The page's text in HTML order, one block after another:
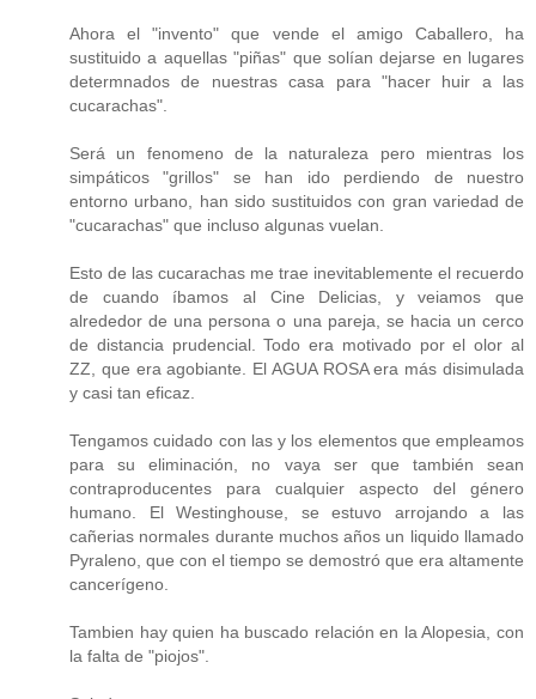
Ahora el "invento" que vende el amigo Caballero, ha
sustituido a aquellas "piñas" que solían dejarse en lugares
determnados de nuestras casa para "hacer huir a las
cucarachas".
Será un fenomeno de la naturaleza pero mientras los
simpáticos "grillos" se han ido perdiendo de nuestro
entorno urbano, han sido sustituidos con gran variedad de
"cucarachas" que incluso algunas vuelan.
Esto de las cucarachas me trae inevitablemente el recuerdo
de cuando íbamos al Cine Delicias, y veiamos que
alrededor de una persona o una pareja, se hacia un cerco
de distancia prudencial. Todo era motivado por el olor al
ZZ, que era agobiante. El AGUA ROSA era más disimulada
y casi tan eficaz.
Tengamos cuidado con las y los elementos que empleamos
para su eliminación, no vaya ser que también sean
contraproducentes para cualquier aspecto del género
humano. El Westinghouse, se estuvo arrojando a las
cañerias normales durante muchos años un liquido llamado
Pyraleno, que con el tiempo se demostró que era altamente
cancerígeno.
Tambien hay quien ha buscado relación en la Alopesia, con
la falta de "piojos".